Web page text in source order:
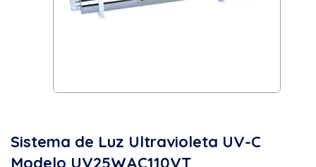
Sistema de Luz Ultravioleta UV-C
Modelo UV25WAC110VT